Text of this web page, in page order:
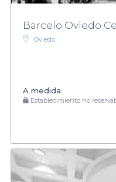
Barcelo Oviedo
Oviedo
A medida
Establecimiento no